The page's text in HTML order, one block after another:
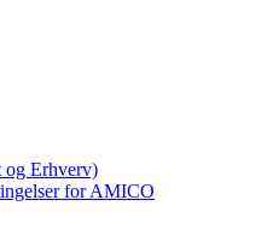
og Erhverv)
for AMICO